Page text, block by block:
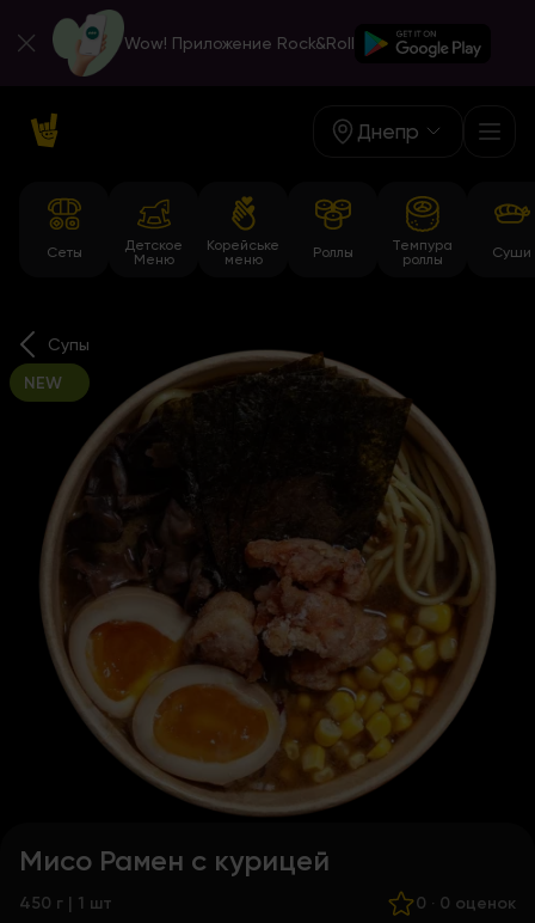
Wow! Приложение Rock&Roll
Днепр
Сеты
Детское
Меню
Корейське
меню
Роллы
Темпура
роллы
Суши
Супы
NEW
Мисо Рамен с курицей
450 г | 1 шт 0 · 0 оценок